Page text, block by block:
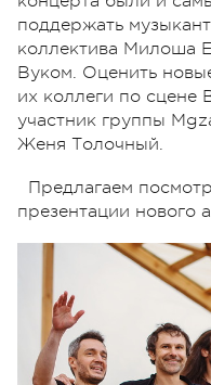
поддержать
коллектива Милоша
Вуком. Оценить
их коллеги по сцене
участник группы
Женя Толочный.
Предлагаем
презентации нового